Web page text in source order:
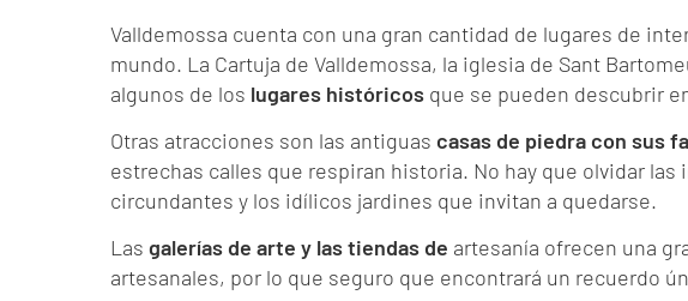
Valldemossa cuenta con una gran cantidad de lugares de
mundo. La Cartuja de Valldemossa, la iglesia de Sant
algunos de los lugares históricos que se pueden descubrir
Otras atracciones son las antiguas casas de piedra con sus
estrechas calles que respiran historia. No hay que olvidar
circundantes y los idílicos jardines que invitan a quedarse.
Las galerías de arte y las tiendas de artesanía ofrecen una
artesanales, por lo que seguro que encontrará un recuerdo